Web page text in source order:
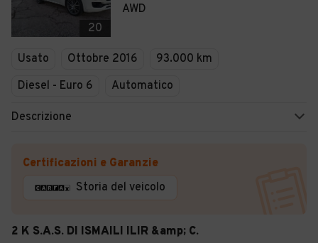
20
AWD
Usato Ottobre 2016
93.000 km
Diesel - Euro 6
Automatico
Descrizione
Certificazioni e Garanzie
Storia del veicolo
2 K S.A.S. DI ISMAILI ILIR &amp; C.